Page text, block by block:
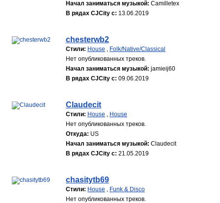
Начал заниматься музыкой: Camilletex
В рядах CJCity с: 13.06.2019
chesterwb2
Стили: House , Folk/Native/Classical
Нет опубликованных треков.
Начал заниматься музыкой: jamieij60
В рядах CJCity с: 09.06.2019
Claudecit
Стили: House , House
Нет опубликованных треков.
Откуда: US
Начал заниматься музыкой: Claudecit
В рядах CJCity с: 21.05.2019
chasitytb69
Стили: House , Funk & Disco
Нет опубликованных треков.